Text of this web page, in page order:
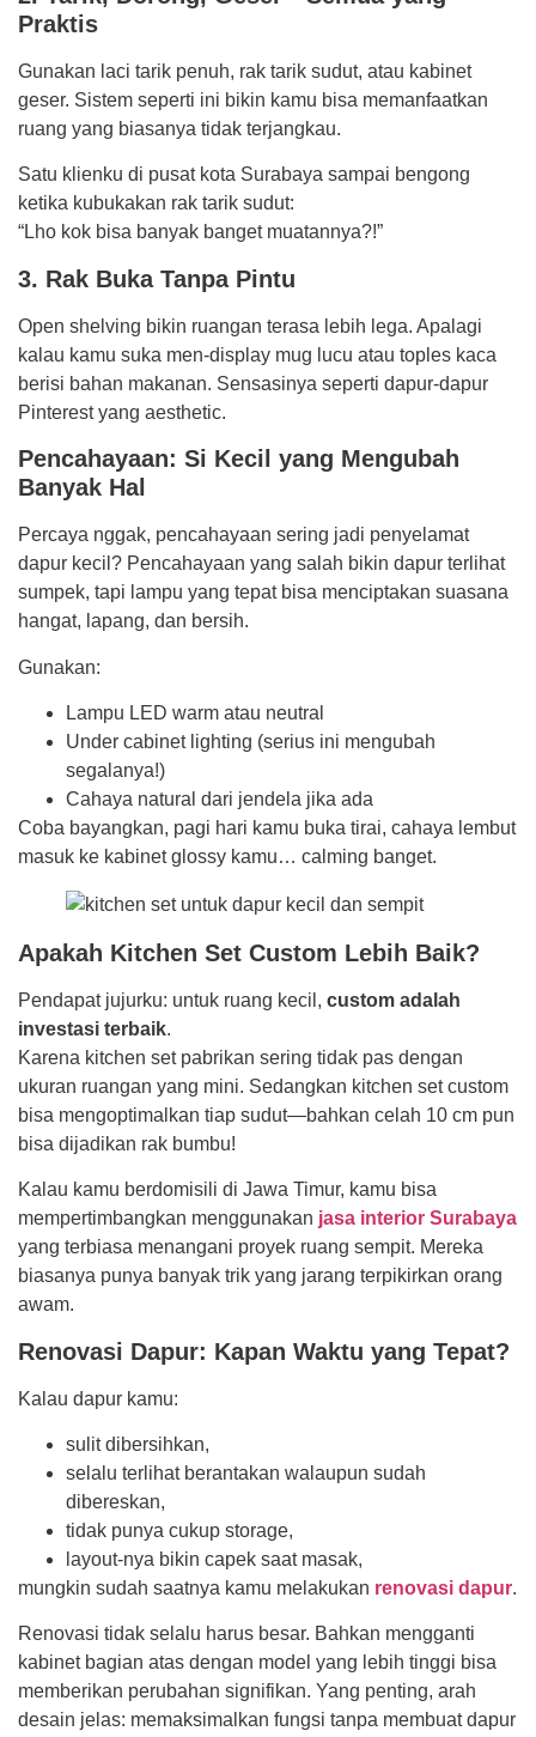
Praktis
Gunakan laci tarik penuh, rak tarik sudut, atau kabinet
geser. Sistem seperti ini bikin kamu bisa memanfaatkan
ruang yang biasanya tidak terjangkau.
Satu klienku di pusat kota Surabaya sampai bengong
ketika kubukakan rak tarik sudut:
“Lho kok bisa banyak banget muatannya?!”
3. Rak Buka Tanpa Pintu
Open shelving bikin ruangan terasa lebih lega. Apalagi
kalau kamu suka men-display mug lucu atau toples kaca
berisi bahan makanan. Sensasinya seperti dapur-dapur
Pinterest yang aesthetic.
Pencahayaan: Si Kecil yang Mengubah
Banyak Hal
Percaya nggak, pencahayaan sering jadi penyelamat
dapur kecil? Pencahayaan yang salah bikin dapur terlihat
sumpek, tapi lampu yang tepat bisa menciptakan suasana
hangat, lapang, dan bersih.
Gunakan:
Lampu LED warm atau neutral
Under cabinet lighting (serius ini mengubah
segalanya!)
Cahaya natural dari jendela jika ada
Coba bayangkan, pagi hari kamu buka tirai, cahaya lembut
masuk ke kabinet glossy kamu… calming banget.
Apakah Kitchen Set Custom Lebih Baik?
Pendapat jujurku: untuk ruang kecil, custom adalah
investasi terbaik.
Karena kitchen set pabrikan sering tidak pas dengan
ukuran ruangan yang mini. Sedangkan kitchen set custom
bisa mengoptimalkan tiap sudut—bahkan celah 10 cm pun
bisa dijadikan rak bumbu!
Kalau kamu berdomisili di Jawa Timur, kamu bisa
mempertimbangkan menggunakan jasa interior Surabaya
yang terbiasa menangani proyek ruang sempit. Mereka
biasanya punya banyak trik yang jarang terpikirkan orang
awam.
Renovasi Dapur: Kapan Waktu yang Tepat?
Kalau dapur kamu:
sulit dibersihkan,
selalu terlihat berantakan walaupun sudah
dibereskan,
tidak punya cukup storage,
layout-nya bikin capek saat masak,
mungkin sudah saatnya kamu melakukan renovasi dapur.
Renovasi tidak selalu harus besar. Bahkan mengganti
kabinet bagian atas dengan model yang lebih tinggi bisa
memberikan perubahan signifikan. Yang penting, arah
desain jelas: memaksimalkan fungsi tanpa membuat dapur